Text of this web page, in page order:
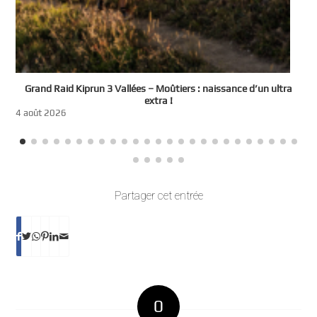
Grand Raid Kiprun 3 Vallées – Moûtiers : naissance d’un ultra
extra !
4 août 2026
Partager cet entrée
0